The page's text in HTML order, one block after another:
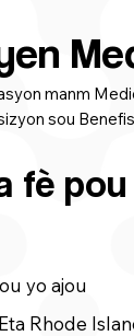
manm
sou
fè
yo ajou
Rhode